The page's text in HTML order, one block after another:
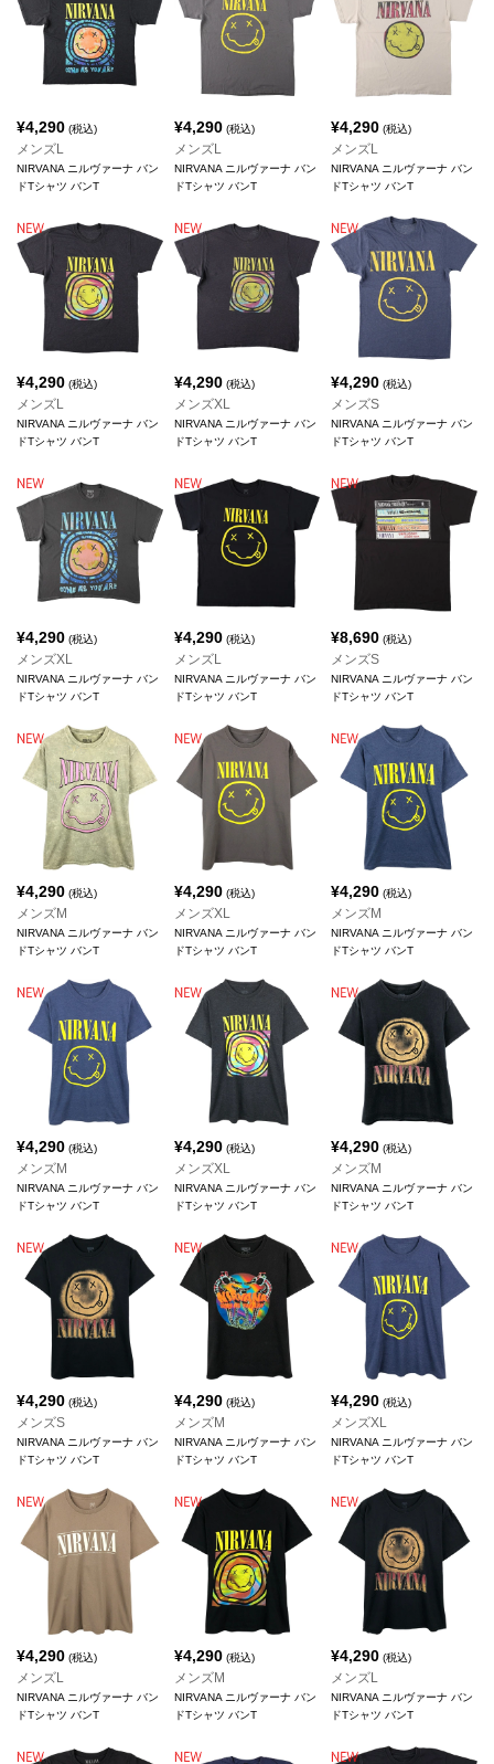
¥4,290 (税込)
メンズL
NIRVANA ニルヴァーナ バン
ドTシャツ バンT
¥4,290(税込)
メンズL
NIRVANA ニルヴァーナ バン
ドTシャツ バンT
¥4,290 (税込)
メンズL
NIRVANA ニルヴァーナ バン
ドTシャツ バンT
¥4,290 (税込)
メンズL
NIRVANA ニルヴァーナ バン
ドTシャツ バンT
¥4,290(税込)
メンズXL
NIRVANA ニルヴァーナ バン
ドTシャツ バンT
¥4,290 (税込)
メンズS
NIRVANA ニルヴァーナ バン
ドTシャツ バンT
¥4,290 (税込)
メンズXL
NIRVANA ニルヴァーナ バン
ドTシャツ バンT
¥4,290(税込)
メンズL
NIRVANA ニルヴァーナ バン
ドTシャツ バンT
¥8,690 (税込)
メンズS
NIRVANA ニルヴァーナ バン
ドTシャツ バンT
¥4,290 (税込)
メンズM
NIRVANA ニルヴァーナ バン
ドTシャツ バンT
¥4,290(税込)
メンズXL
NIRVANA ニルヴァーナ バン
ドTシャツ バンT
¥4,290 (税込)
メンズM
NIRVANA ニルヴァーナ バン
ドTシャツ バンT
¥4,290 (税込)
メンズM
NIRVANA ニルヴァーナ バン
ドTシャツ バンT
¥4,290(税込)
メンズXL
NIRVANA ニルヴァーナ バン
ドTシャツ バンT
¥4,290 (税込)
メンズM
NIRVANA ニルヴァーナ バン
ドTシャツ バンT
¥4,290 (税込)
メンズS
NIRVANA ニルヴァーナ バン
ドTシャツ バンT
¥4,290(税込)
メンズM
NIRVANA ニルヴァーナ バン
ドTシャツ バンT
¥4,290 (税込)
メンズXL
NIRVANA ニルヴァーナ バン
ドTシャツ バンT
¥4,290 (税込)
メンズL
NIRVANA ニルヴァーナ バン
ドTシャツ バンT
¥4,290(税込)
メンズM
NIRVANA ニルヴァーナ バン
ドTシャツ バンT
¥4,290 (税込)
メンズL
NIRVANA ニルヴァーナ バン
ドTシャツ バンT